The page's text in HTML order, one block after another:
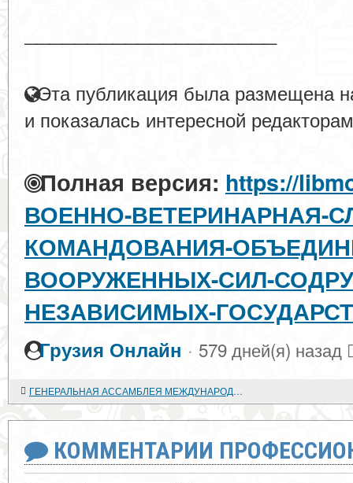
Эта публикация была размещена
и показалась интересной
Полная версия: https://
ВОЕННО-ВЕТЕРИНАРНАЯ-
КОМАНДОВАНИЯ-
ВООРУЖЕННЫХ-СИЛ-
НЕЗАВИСИМЫХ-
Грузия Онлайн · 579 дней(я) назад
ГЕНЕРАЛЬНАЯ АССАМБЛЕЯ МЕЖДУНАРОДНОГО КОМИТЕТА ИСТОРИЧЕСКИХ НАУК В БУХАРЕСТЕ
КОММЕНТАРИИ